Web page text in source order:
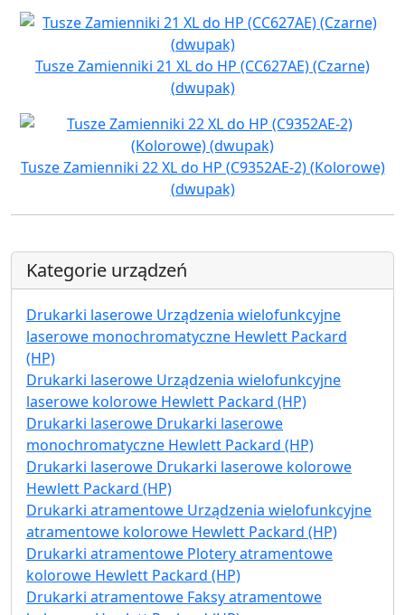
Tusze Zamienniki 21 XL do HP (CC627AE) (Czarne)
(dwupak)
Tusze Zamienniki 22 XL do HP (C9352AE-2) (Kolorowe)
(dwupak)
Kategorie urządzeń
Drukarki laserowe Urządzenia wielofunkcyjne
laserowe monochromatyczne Hewlett Packard
(HP)
Drukarki laserowe Urządzenia wielofunkcyjne
laserowe kolorowe Hewlett Packard (HP)
Drukarki laserowe Drukarki laserowe
monochromatyczne Hewlett Packard (HP)
Drukarki laserowe Drukarki laserowe kolorowe
Hewlett Packard (HP)
Drukarki atramentowe Urządzenia wielofunkcyjne
atramentowe kolorowe Hewlett Packard (HP)
Drukarki atramentowe Plotery atramentowe
kolorowe Hewlett Packard (HP)
Drukarki atramentowe Faksy atramentowe